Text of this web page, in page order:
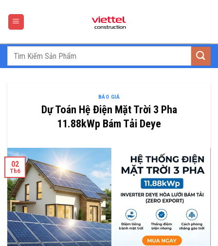
content
BÁO GIÁ
Dự Toán Hệ Điện Mặt Trời 3 Pha
11.88kWp Bám Tải Deye
02
Th6